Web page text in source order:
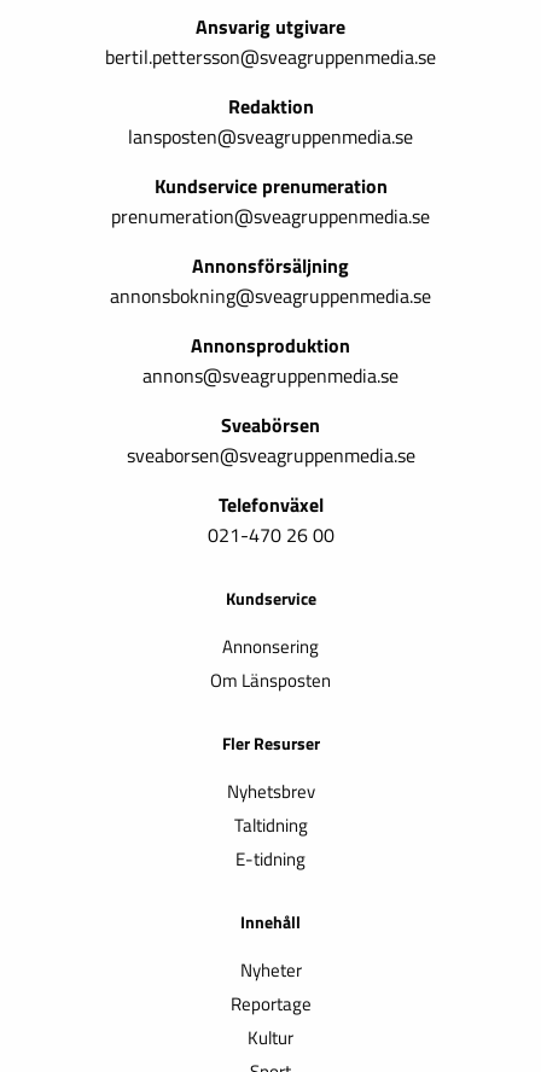
Ansvarig utgivare
bertil.pettersson@sveagruppenmedia.se
Redaktion
lansposten@sveagruppenmedia.se
Kundservice prenumeration
prenumeration@sveagruppenmedia.se
Annonsförsäljning
annonsbokning@sveagruppenmedia.se
Annonsproduktion
annons@sveagruppenmedia.se
Sveabörsen
sveaborsen@sveagruppenmedia.se
Telefonväxel
021-470 26 00
Kundservice
Annonsering
Om Länsposten
Fler Resurser
Nyhetsbrev
Taltidning
E-tidning
Innehåll
Nyheter
Reportage
Kultur